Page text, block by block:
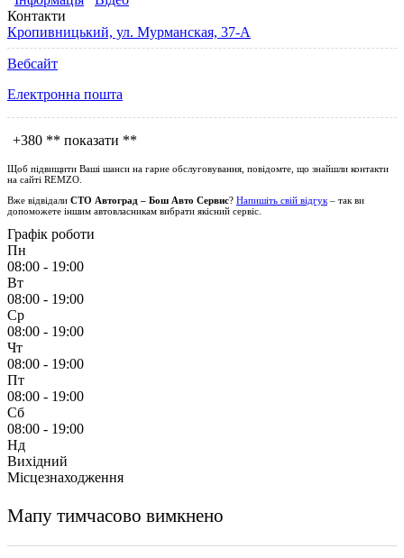
Контакти
Кропивницький, ул. Мурманская, 37-А
Вебсайт
Електронна пошта
+380 ** показати **
Щоб підвищити Ваші шанси на гарне обслуговування, повідомте, що знайшли контакти
на сайті REMZO
Вже відвідали СТО Автоград – Бош Авто Сервис? Напишіть свій відгук – так ви
допоможете іншим автовласникам вибрати якісний сервіс.
Графік роботи
Пн
08:00 - 19:00
Вт
08:00 - 19:00
Ср
08:00 - 19:00
Чт
08:00 - 19:00
Пт
08:00 - 19:00
Сб
08:00 - 19:00
Нд
Вихідний
Місцезнаходження
Мапу тимчасово вимкнено